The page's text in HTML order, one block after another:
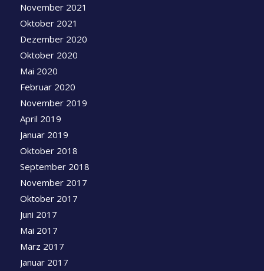
November 2021
Oktober 2021
Dezember 2020
Oktober 2020
Mai 2020
Februar 2020
November 2019
April 2019
Januar 2019
Oktober 2018
September 2018
November 2017
Oktober 2017
Juni 2017
Mai 2017
März 2017
Januar 2017